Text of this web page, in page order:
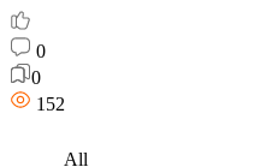
0
0
152
All